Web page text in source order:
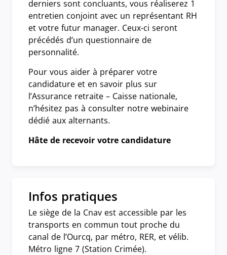
derniers sont concluants, vous réaliserez 1
entretien conjoint avec un représentant RH
et votre futur manager. Ceux-ci seront
précédés d’un questionnaire de
personnalité.
Pour vous aider à préparer votre
candidature et en savoir plus sur
l’Assurance retraite – Caisse nationale,
n’hésitez pas à consulter notre webinaire
dédié aux alternants.
Hâte de recevoir votre candidature
Infos pratiques
Le siège de la Cnav est accessible par les
transports en commun tout proche du
canal de l’Ourcq, par métro, RER, et vélib.
Métro ligne 7 (Station Crimée).